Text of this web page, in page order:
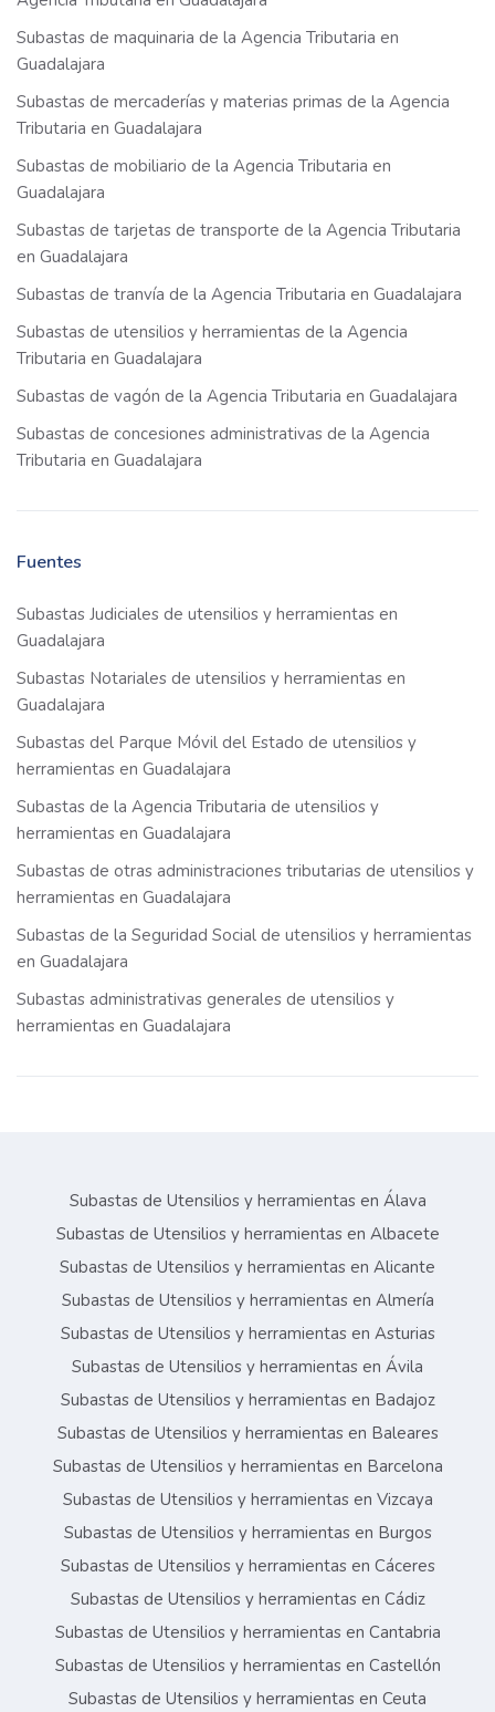
Subastas de maquinaria de la Agencia Tributaria en
Guadalajara
Subastas de mercaderías y materias primas de la Agencia
Tributaria en Guadalajara
Subastas de mobiliario de la Agencia Tributaria en
Guadalajara
Subastas de tarjetas de transporte de la Agencia Tributaria
en Guadalajara
Subastas de tranvía de la Agencia Tributaria en Guadalajara
Subastas de utensilios y herramientas de la Agencia
Tributaria en Guadalajara
Subastas de vagón de la Agencia Tributaria en Guadalajara
Subastas de concesiones administrativas de la Agencia
Tributaria en Guadalajara
Fuentes
Subastas Judiciales de utensilios y herramientas en
Guadalajara
Subastas Notariales de utensilios y herramientas en
Guadalajara
Subastas del Parque Móvil del Estado de utensilios y
herramientas en Guadalajara
Subastas de la Agencia Tributaria de utensilios y
herramientas en Guadalajara
Subastas de otras administraciones tributarias de utensilios y
herramientas en Guadalajara
Subastas de la Seguridad Social de utensilios y herramientas
en Guadalajara
Subastas administrativas generales de utensilios y
herramientas en Guadalajara
Subastas de Utensilios y herramientas en Álava
Subastas de Utensilios y herramientas en Albacete
Subastas de Utensilios y herramientas en Alicante
Subastas de Utensilios y herramientas en Almería
Subastas de Utensilios y herramientas en Asturias
Subastas de Utensilios y herramientas en Ávila
Subastas de Utensilios y herramientas en Badajoz
Subastas de Utensilios y herramientas en Baleares
Subastas de Utensilios y herramientas en Barcelona
Subastas de Utensilios y herramientas en Vizcaya
Subastas de Utensilios y herramientas en Burgos
Subastas de Utensilios y herramientas en Cáceres
Subastas de Utensilios y herramientas en Cádiz
Subastas de Utensilios y herramientas en Cantabria
Subastas de Utensilios y herramientas en Castellón
Subastas de Utensilios y herramientas en Ceuta